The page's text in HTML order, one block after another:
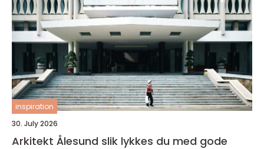
inspiration
30. July 2026
Arkitekt Ålesund slik lykkes du med gode